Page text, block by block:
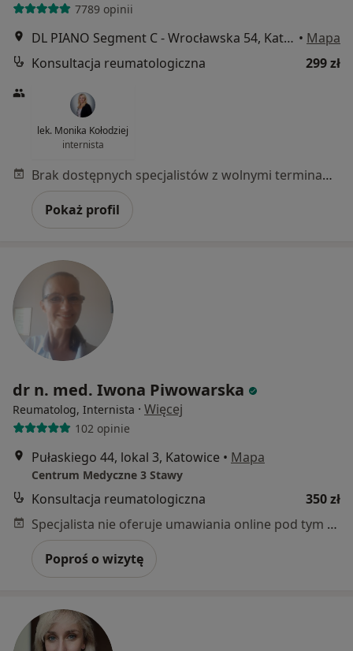
7789 opinii
DL PIANO Segment C - Wrocławska 54, Katowice • Mapa
Konsultacja reumatologiczna
299 zł
lek. Monika Kołodziej
internista
Brak dostępnych specjalistów z wolnymi terminami w tym centrum medycznym.
Pokaż profil
dr n. med. Iwona Piwowarska
Reumatolog, Internista · Więcej
102 opinie
Pułaskiego 44, lokal 3, Katowice • Mapa
Centrum Medyczne 3 Stawy
Konsultacja reumatologiczna
350 zł
Specjalista nie oferuje umawiania online pod tym adresem.
Poproś o wizytę